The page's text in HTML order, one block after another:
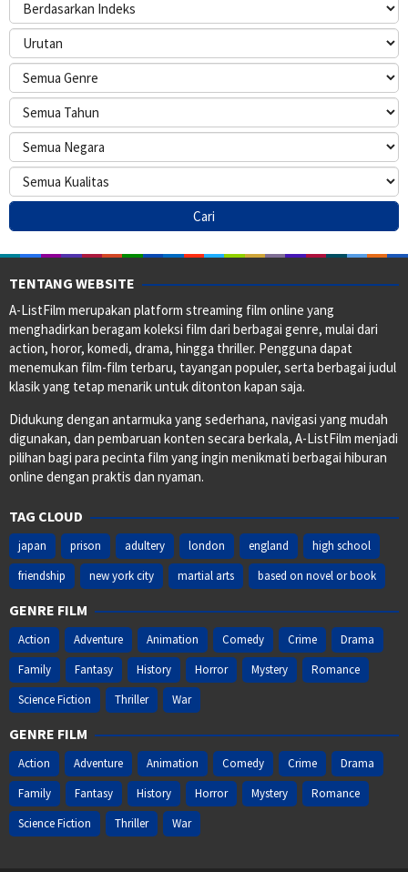
TENTANG WEBSITE
A-ListFilm merupakan platform streaming film online yang
menghadirkan beragam koleksi film dari berbagai genre, mulai dari
action, horor, komedi, drama, hingga thriller. Pengguna dapat
menemukan film-film terbaru, tayangan populer, serta berbagai judul
klasik yang tetap menarik untuk ditonton kapan saja.
Didukung dengan antarmuka yang sederhana, navigasi yang mudah
digunakan, dan pembaruan konten secara berkala, A-ListFilm menjadi
pilihan bagi para pecinta film yang ingin menikmati berbagai hiburan
online dengan praktis dan nyaman.
TAG CLOUD
japan prison adultery london england
high school
friendship
new york city martial arts based on novel or book
GENRE FILM
Action Adventure Animation Comedy Crime
Drama
Family
Fantasy History Horror Mystery
Romance
Science Fiction
Thriller War
GENRE FILM
Action Adventure Animation Comedy Crime
Drama
Family
Fantasy History Horror Mystery
Romance
Science Fiction
Thriller War